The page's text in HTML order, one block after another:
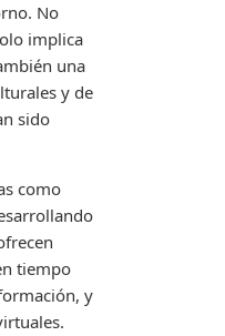
No
implica
una
y de
sido
como
tiempo
y